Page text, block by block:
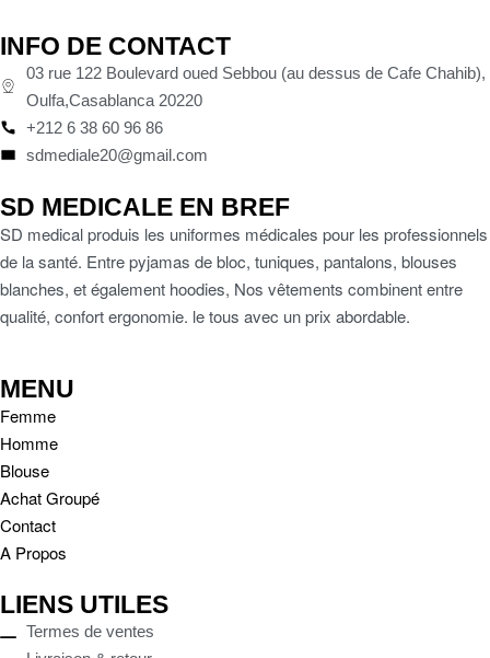
INFO DE CONTACT
03 rue 122 Boulevard oued Sebbou (au dessus de Cafe Chahib),
Oulfa,Casablanca 20220
+212 6 38 60 96 86
sdmediale20@gmail.com
SD MEDICALE EN BREF
SD medical produis les uniformes médicales pour les professionnels
de la santé. Entre pyjamas de bloc, tuniques, pantalons, blouses
blanches, et également hoodies, Nos vêtements combinent entre
qualité, confort ergonomie. le tous avec un prix abordable.
MENU
Femme
Homme
Blouse
Achat Groupé
Contact
A Propos
LIENS UTILES
Termes de ventes